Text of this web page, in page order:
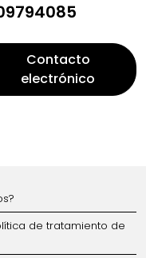
Contacto
electrónico
de tratamiento de